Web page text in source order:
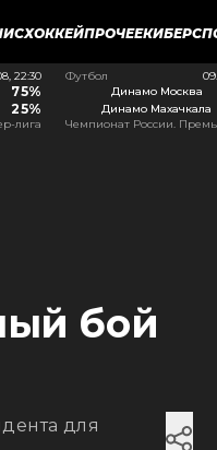
ХОККЕЙПРОЧЕЕ
22:30
75%
25%
лига
Футбол
Динамо Москва
Динамо Махачкала
Чемпионат России.
бой
для